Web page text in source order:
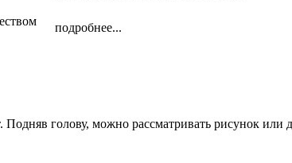
подробнее...
голову, можно рассматривать рисунок или